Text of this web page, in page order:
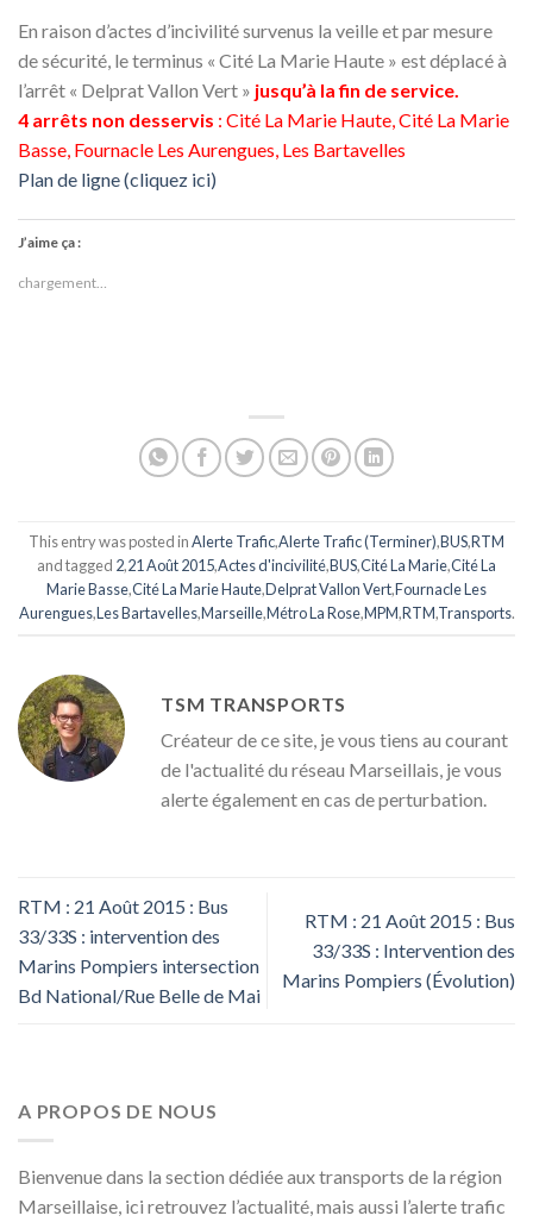
En raison d’actes d’incivilité survenus la veille et par mesure
de sécurité, le terminus « Cité La Marie Haute » est déplacé à
l’arrêt « Delprat Vallon Vert » jusqu’à la fin de service.
4 arrêts non desservis : Cité La Marie Haute, Cité La Marie
Basse, Fournacle Les Aurengues, Les Bartavelles
Plan de ligne (cliquez ici)
J’aime ça :
chargement…
This entry was posted inAlerte Trafic,Alerte Trafic (Terminer),BUS,RTM
and tagged 2,21 Août 2015,Actes d'incivilité,BUS,Cité La Marie,Cité La
Marie Basse,Cité La Marie Haute,Delprat Vallon Vert,Fournacle Les
Aurengues,Les Bartavelles,Marseille,Métro La Rose,MPM,RTM,Transports.
TSM TRANSPORTS
Créateur de ce site, je vous tiens au courant
de l'actualité du réseau Marseillais, je vous
alerte également en cas de perturbation.
RTM : 21 Août 2015 : Bus
33/33S : intervention des
Marins Pompiers intersection
Bd National/Rue Belle de Mai
RTM : 21 Août 2015 : Bus
33/33S : Intervention des
Marins Pompiers (Évolution)
A PROPOS DE NOUS
Bienvenue dans la section dédiée aux transports de la région
Marseillaise, ici retrouvez l’actualité, mais aussi l’alerte trafic